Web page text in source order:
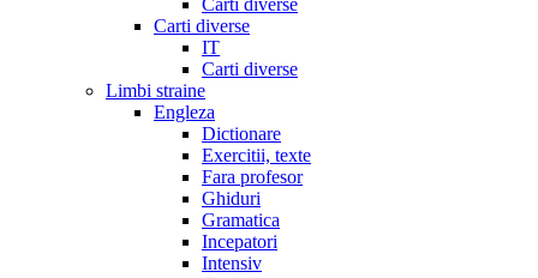
Carti diverse
Carti diverse
IT
Carti diverse
Limbi straine
Engleza
Dictionare
Exercitii, texte
Fara profesor
Ghiduri
Gramatica
Incepatori
Intensiv